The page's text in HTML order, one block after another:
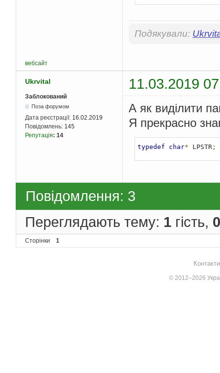
Подякували:
вебсайт
Ukrvital 11.03.2019
Заблокований
Поза форумом
Дата реєстрації: 16.02.2019
Повідомлень: 145
Репутація: 14
А як виділити
Я прекрасно
typedef char* LPSTR;
Повідомлення: 3
Переглядають тему: 1 гість, 0
Сторінки 1
© 2012–2026